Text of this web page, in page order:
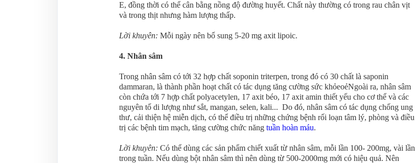
E, đồng thời có thể cân bằng nồng độ đường huyết. Chất này thường có trong rau chân vịt
và trong thịt nhưng hàm lượng thấp.
Lời khuyên: Mỗi ngày nên bổ sung 5-20 mg axit lipoic.
4. Nhân sâm
Trong nhân sâm có tới 32 hợp chất soponin triterpen, trong đó có 30 chất là saponin
dammaran, là thành phần hoạt chất có tác dụng tăng cường sức khỏeoẻNgoài ra, nhân sâm
còn chứa tới 7 hợp chất polyacetylen, 17 axit béo, 17 axit amin thiết yếu cho cơ thể và các
nguyên tố di lượng như sắt, mangan, selen, kali... Do đó, nhân sâm có tác dụng chống ung
thư, cải thiện hệ miễn dịch, có thể điều trị những chứng bệnh rối loạn tâm lý, phòng và điều
trị các bệnh tim mạch, tăng cường chức năng tuần hoàn máu.
Lời khuyên: Có thể dùng các sản phẩm chiết xuất từ nhân sâm, mỗi lần 100- 200mg, vài lần
trong tuần. Nếu dùng bột nhân sâm thì nên dùng từ 500-2000mg mới có hiệu quả. Nên